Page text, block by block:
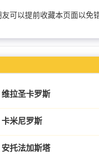
可以提前收藏本页面以免
维拉圣卡罗斯
卡米尼罗斯
安托法加斯塔